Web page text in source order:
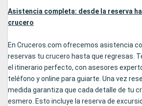
Asistencia completa: desde la reserva
crucero
En Cruceros.com ofrecemos asistencia
reservas tu crucero hasta que regresas.
el itinerario perfecto, con asesores
teléfono y online para guiarte. Una vez
medida garantiza que cada detalle de tu
esmero. Esto incluye la reserva de